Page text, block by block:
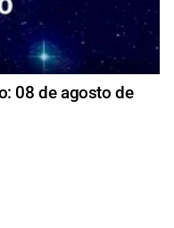
08 de agosto de